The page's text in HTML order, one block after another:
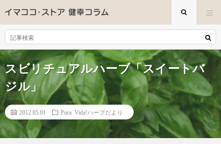
スビリチュアルハーブ「スイートバ
ジル」
2012.05.01 Pura Vida!ハーブだより